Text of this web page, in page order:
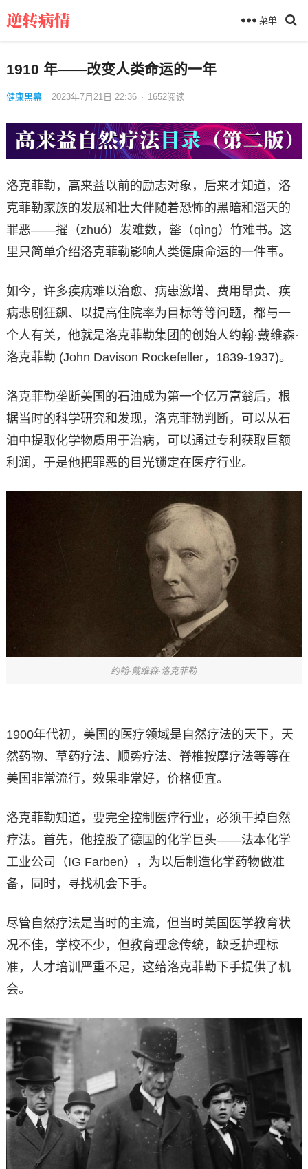
菜单
1910 年——改变人类命运的一年
健康黑幕 2023年7月21日 22:36 · 1652阅读
洛克菲勒，高来益以前的励志对象，后来才知道，洛
克菲勒家族的发展和壮大伴随着恐怖的黑暗和滔天的
罪恶——擢（zhuó）发难数，罄（qìng）竹难书。这
里只简单介绍洛克菲勒影响人类健康命运的一件事。
如今，许多疾病难以治愈、病患激增、费用昂贵、疾
病悲剧狂飙、以提高住院率为目标等等问题，都与一
个人有关，他就是洛克菲勒集团的创始人约翰·戴维森·
洛克菲勒 (John Davison Rockefeller，1839-1937)。
洛克菲勒垄断美国的石油成为第一个亿万富翁后，根
据当时的科学研究和发现，洛克菲勒判断，可以从石
油中提取化学物质用于治病，可以通过专利获取巨额
利润，于是他把罪恶的目光锁定在医疗行业。
约翰·戴维森·洛克菲勒
1900年代初，美国的医疗领域是自然疗法的天下，天
然药物、草药疗法、顺势疗法、脊椎按摩疗法等等在
美国非常流行，效果非常好，价格便宜。
洛克菲勒知道，要完全控制医疗行业，必须干掉自然
疗法。首先，他控股了德国的化学巨头——法本化学
工业公司（IG Farben），为以后制造化学药物做准
备，同时，寻找机会下手。
尽管自然疗法是当时的主流，但当时美国医学教育状
况不佳，学校不少，但教育理念传统，缺乏护理标
准，人才培训严重不足，这给洛克菲勒下手提供了机
会。